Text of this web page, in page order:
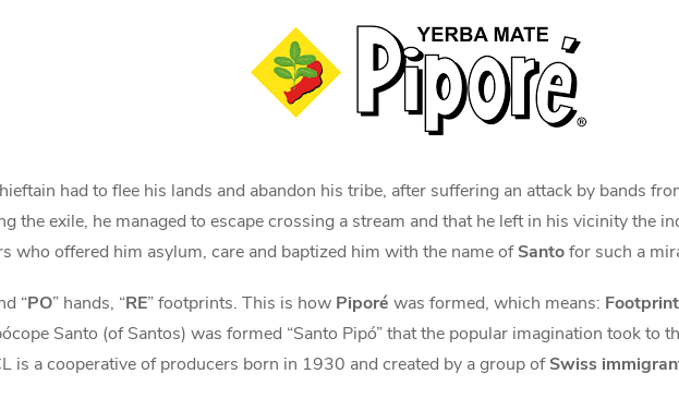
had to flee his lands and abandon his tribe, after suffering an attack by bands
the exile, he managed to escape crossing a stream and that he left in his vicinity the
who offered him asylum, care and baptized him with the name ofSantofor such a
“PO” hands, “RE” footprints. This is how Piporé was formed, which means:
Santo (of Santos) was formed “Santo Pipó” that the popular imagination took to
is a cooperative of producers born in 1930 and created by a group ofSwiss